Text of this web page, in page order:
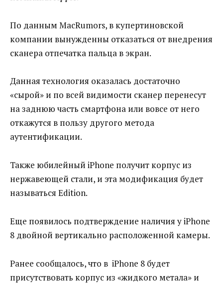
По данным MacRumors, в купертиновской
компании вынужденны отказаться от внедрения
сканера отпечатка пальца в экран.
Данная технология оказалась достаточно
«сырой» и по всей видимости сканер перенесут
на заднюю часть смартфона или вовсе от него
откажутся в пользу другого метода
аутентификации.
Также юбилейный iPhone получит корпус из
нержавеющей стали, и эта модификация будет
называться Edition.
Еще появилось подтверждение наличия у iPhone
8 двойной вертикально расположенной камеры.
Ранее сообщалось, что в iPhone 8 будет
присутствовать корпус из «жидкого метала» и